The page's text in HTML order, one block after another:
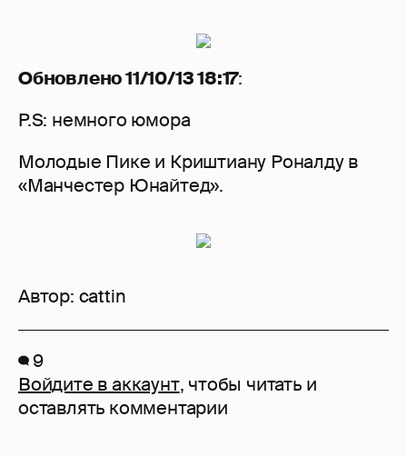
Обновлено 11/10/13 18:17:
P.S: немного юмора
Молодые Пике и Криштиану Роналду в
«Манчестер Юнайтед».
Автор: cattin
9
Войдите в аккаунт, чтобы читать и
оставлять комментарии